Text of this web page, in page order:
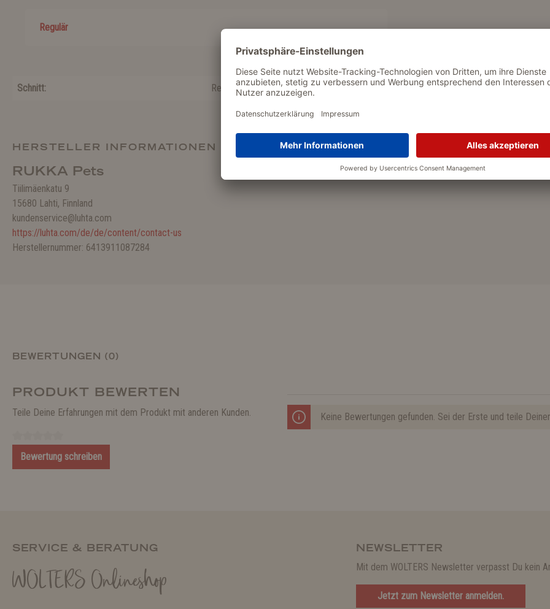
Regulär
Schnitt: Regulär
HERSTELLER INFORMATIONEN
RUKKA Pets
Tiilimäenkatu 9
15680 Lahti, Finnland
kundenservice@luhta.com
https://luhta.com/de/de/content/contact-us
Herstellernummer: 6413911087284
BEWERTUNGEN (0)
PRODUKT BEWERTEN
Teile Deine Erfahrungen mit dem Produkt mit anderen Kunden.
Bewertung schreiben
Keine Bewertungen gefunden. Sei der Erste und teile
SERVICE & BERATUNG
WOLTERS Onlineshop
NEWSLETTER
Mit dem WOLTERS Newsletter verpasst Du kein
Jetzt zum Newsletter anmelden.